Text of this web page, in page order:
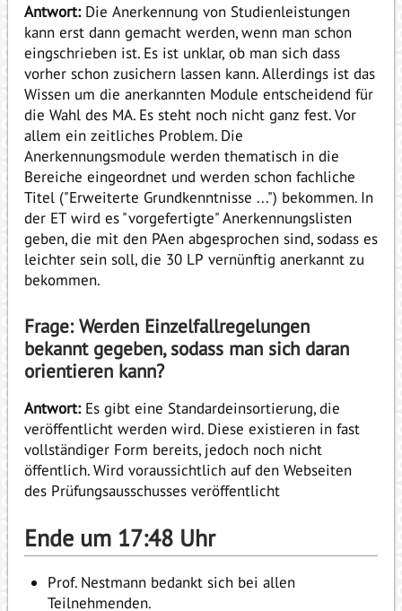
Antwort:Die Anerkennung von Studienleistungen
kann erst dann gemacht werden, wenn man schon
eingschrieben ist. Es ist unklar, ob man sich dass
vorher schon zusichern lassen kann. Allerdings ist das
Wissen um die anerkannten Module entscheidend für
die Wahl des MA. Es steht noch nicht ganz fest. Vor
allem ein zeitliches Problem. Die
Anerkennungsmodule werden thematisch in die
Bereiche eingeordnet und werden schon fachliche
Titel ("Erweiterte Grundkenntnisse ...") bekommen. In
der ET wird es "vorgefertigte" Anerkennungslisten
geben, die mit den PAen abgesprochen sind, sodass es
leichter sein soll, die 30 LP vernünftig anerkannt zu
bekommen.
Frage: Werden Einzelfallregelungen
bekannt gegeben, sodass man sich daran
orientieren kann?
Antwort:Es gibt eine Standardeinsortierung, die
veröffentlicht werden wird. Diese existieren in fast
vollständiger Form bereits, jedoch noch nicht
öffentlich. Wird voraussichtlich auf den Webseiten
des Prüfungsausschusses veröffentlicht
Ende um 17:48 Uhr
Prof. Nestmann bedankt sich bei allen
Teilnehmenden.